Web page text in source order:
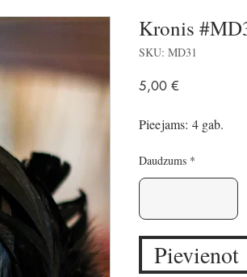
Kronis
SKU: MD31
5,00 €
Pievienot
Daudzums
Pieejams: 4 gab.